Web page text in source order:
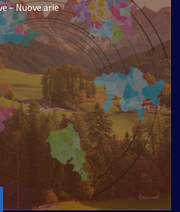
– Nuove arie